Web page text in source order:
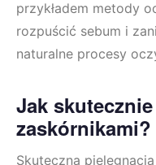
przykładem metody
rozpuścić sebum i
naturalne procesy
Jak
zaskórnikami?
Skuteczna